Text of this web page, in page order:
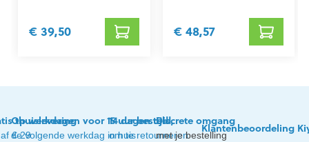
€ 39,50 € 48,57
thuislevering
€ 29
Op werkdagen voor 15 uur besteld,
de volgende werkdag in huis
14 dagen tijd
om te retourneren
Discrete omgang
met je bestelling
Klantenbeoordeling